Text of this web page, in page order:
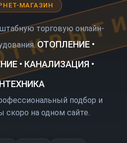
МАГАЗИН
торговую онлайн-
ОТОПЛЕНИЕ •
• КАНАЛИЗАЦИЯ •
подбор и
скоро на одном сайте.